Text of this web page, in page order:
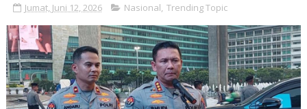
Jumat, Juni 12, 2026 Nasional, Trending Topic